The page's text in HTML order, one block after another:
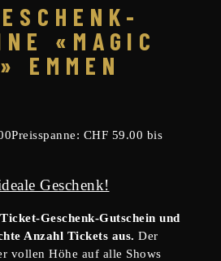
«MAGIC
EMMEN
Preisspanne: CHF 59.00 bis
Geschenk!
Geschenk-Gutschein und
Anzahl Tickets aus. Der
vollen Höhe auf alle Shows